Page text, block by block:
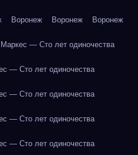
Воронеж Воронеж Воронеж
Маркес — Сто лет одиночества
— Сто лет одиночества
— Сто лет одиночества
— Сто лет одиночества
— Сто лет одиночества